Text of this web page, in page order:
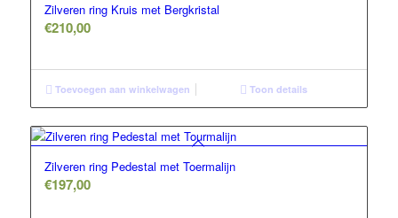
Zilveren ring Kruis met Bergkristal
€210,00
Toevoegen aan winkelwagen Toon details
Zilveren ring Pedestal met Toermalijn
€197,00